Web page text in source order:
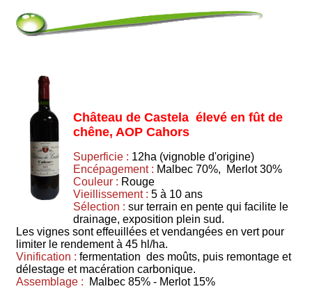
Château de Castela élevé en fût de
chêne, AOP Cahors
Superficie : 12ha (vignoble d'origine)
Encépagement : Malbec 70%, Merlot 30%
Couleur : Rouge
Vieillissement : 5 à 10 ans
Sélection : sur terrain en pente qui facilite le
drainage, exposition plein sud.
Les vignes sont effeuillées et vendangées en vert pour
limiter le rendement à 45 hl/ha.
Vinification : fermentation des moûts, puis remontage et
délestage et macération carbonique.
Assemblage :
Malbec 85% - Merlot 15%